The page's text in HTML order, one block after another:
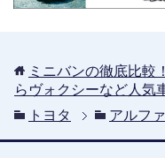
ミニバンの徹底比較
らヴォクシーなど人気
トヨタ
アルフ